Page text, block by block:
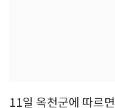
11일 옥천군에 따르